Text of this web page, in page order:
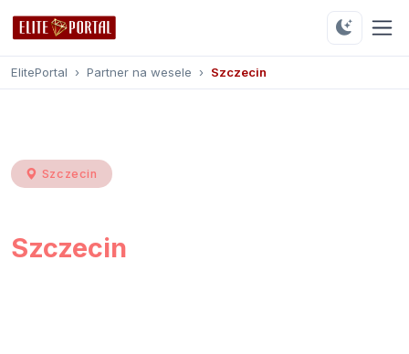
ElitePortal › Partner na wesele › Szczecin
Szczecin
Szczecin